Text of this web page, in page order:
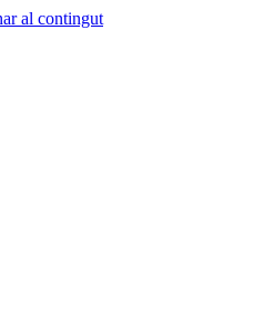
al contingut